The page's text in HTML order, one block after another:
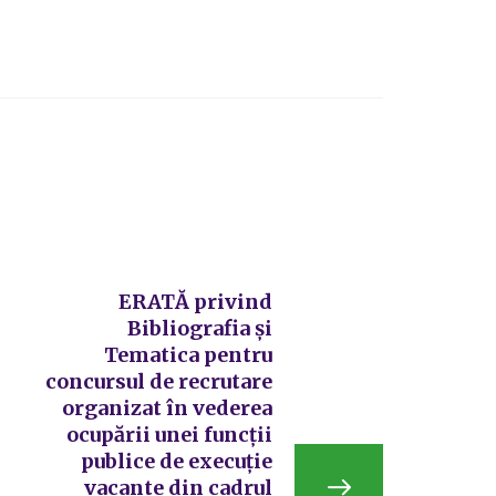
ERATĂ privind
Bibliografia și
Tematica pentru
concursul de recrutare
organizat în vederea
ocupării unei funcții
publice de execuție
vacante din cadrul